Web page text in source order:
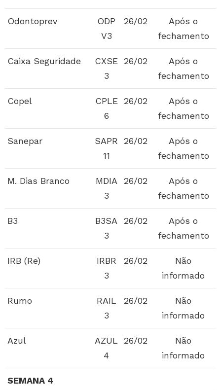
Odontoprev
ODP
V3
26/02
Após o
fechamento
Caixa Seguridade
CXSE
3
26/02
Após o
fechamento
Copel
CPLE
6
26/02
Após o
fechamento
Sanepar
SAPR
11
26/02
Após o
fechamento
M. Dias Branco
MDIA
3
26/02
Após o
fechamento
B3
B3SA
3
26/02
Após o
fechamento
IRB (Re)
IRBR
3
26/02
Não
informado
Rumo
RAIL
3
26/02
Não
informado
Azul
AZUL
4
26/02
Não
informado
SEMANA 4